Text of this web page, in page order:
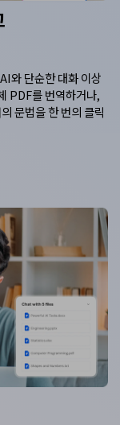
와 단순한 대화 이상
PDF를 번역하거나,
문법을 한 번의 클릭